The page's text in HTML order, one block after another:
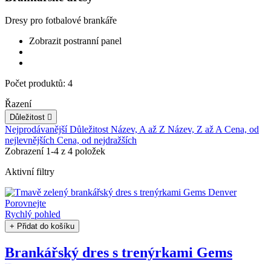
Dresy pro fotbalové brankáře
Zobrazit postranní panel
Počet produktů: 4
Řazení
Důležitost 
NejprodávanějšíDůležitostNázev, A až Z Název, Z až ACena, od
nejlevnějších Cena, od nejdražších
Zobrazení 1-4 z 4 položek
Aktivní filtry
Porovnejte
Rychlý pohled
+ Přidat do košíku
Brankářský dres s trenýrkami Gems